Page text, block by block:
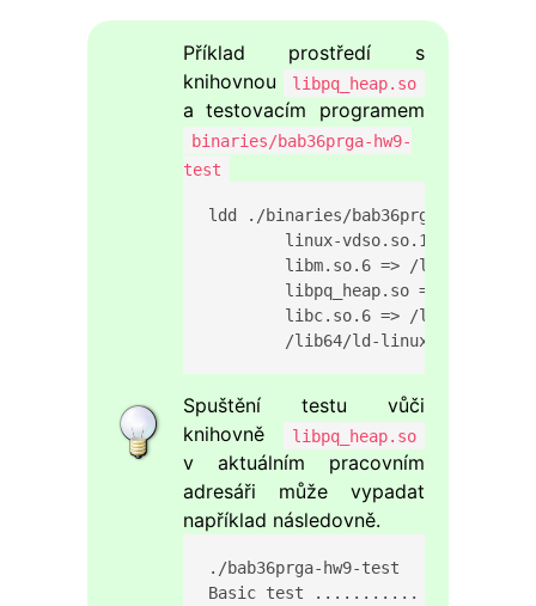
Příklad prostředí s
knihovnou
libpq_heap.so
a testovacím programem
binaries/bab36prga-hw9-
test
ldd ./binaries/bab36prga-hw9-test
/lib64/ld-linux-x86-
Spuštění testu vůči
knihovně
libpq_heap.so
v aktuálním pracovním
adresáři může vypadat
například následovně.
./bab36prga-hw9-test
Basic test ........... PASSED